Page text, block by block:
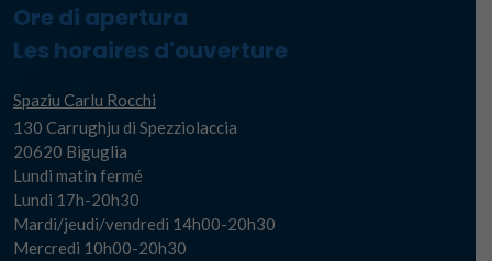
Ore di apertura
Les horaires d'ouverture
Spaziu Carlu Rocchi
130 Carrughju di Spezziolaccia
20620 Biguglia
Lundi matin fermé
Lundi 17h-20h30
Mardi/jeudi/vendredi 14h00-20h30
Mercredi 10h00-20h30